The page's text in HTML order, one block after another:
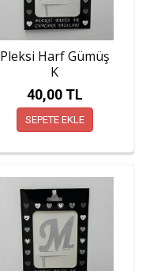
Pleksi Harf Gümüş
K
40,00 TL
SEPETE EKLE